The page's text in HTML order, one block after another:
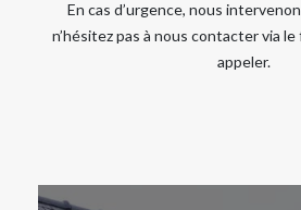
En cas d’urgence, nous
n’hésitez pas à nous contacter via
appeler.